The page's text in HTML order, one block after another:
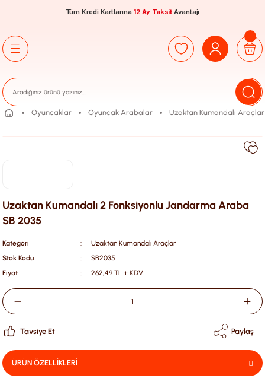
Tüm Kredi Kartlarına 12 Ay Taksit Avantajı
Oyuncaklar Oyuncak Arabalar Uzaktan Kumandalı Araçlar
Uzaktan Kumandalı 2 Fonksiyonlu Jandarma Araba
SB 2035
Kategori
Uzaktan Kumandalı Araçlar
Stok Kodu
SB2035
Fiyat
262,49 TL + KDV
Tavsiye Et Paylaş
ÜRÜN ÖZELLİKLERİ